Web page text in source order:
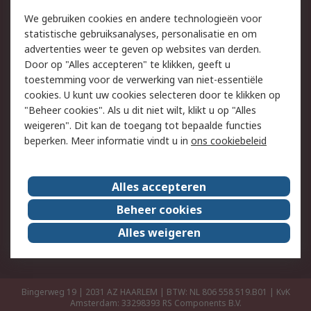
Track & Trace
Wettelijk
Cookiebeleid
Email veiligheid
Privacybeleid
Websitevoorwaarden
Algemene
verkoopvoorwaarden
Over RS
RS Group
Over ons
RS wereldwijd
Werken bij RS
ESG
Bingerweg 19 | 2031 AZ HAARLEM | BTW: NL 806 558 519.B01 | KvK
Amsterdam: 33298393 RS Components B.V.
We gebruiken cookies en andere technologieën voor
statistische gebruiksanalyses, personalisatie en om
advertenties weer te geven op websites van derden.
Door op "Alles accepteren" te klikken, geeft u
toestemming voor de verwerking van niet-essentiële
cookies. U kunt uw cookies selecteren door te klikken op
"Beheer cookies". Als u dit niet wilt, klikt u op "Alles
weigeren". Dit kan de toegang tot bepaalde functies
beperken. Meer informatie vindt u in ons cookiebeleid
Alles accepteren
Beheer cookies
Alles weigeren